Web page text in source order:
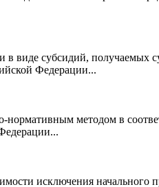
виде субсидий, получаемых
Федерации...
нормативным методом в
исключения начального